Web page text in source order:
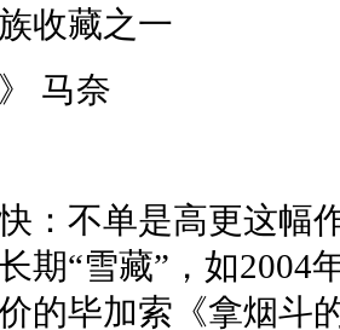
收藏之一
马奈
：不单是高更这幅
期“雪藏”，如2004
的毕加索《拿烟斗